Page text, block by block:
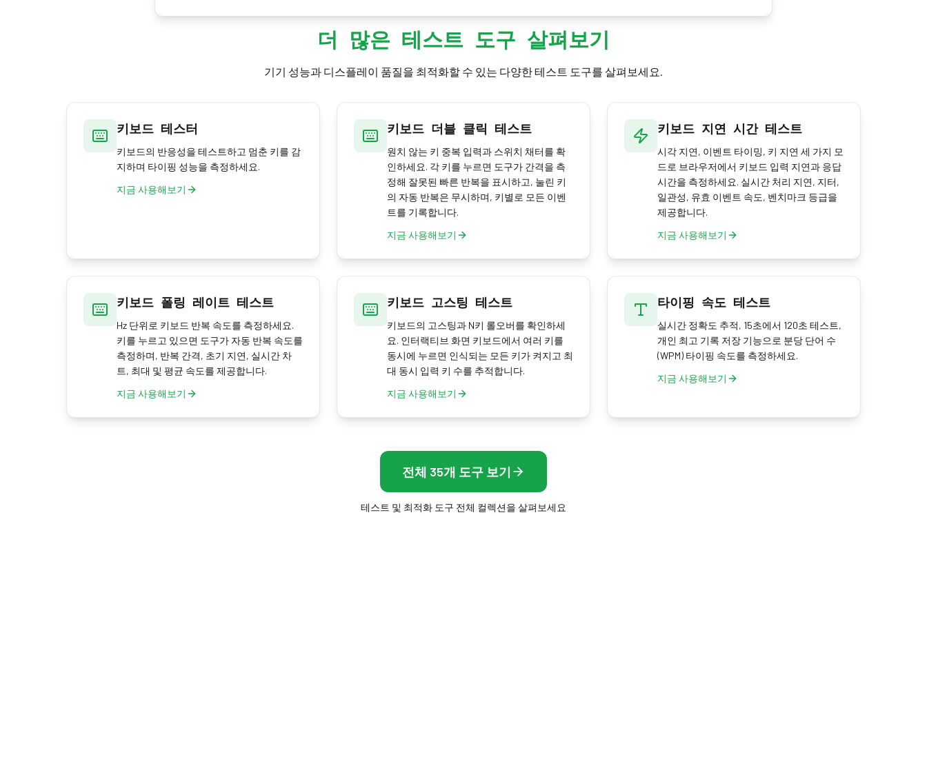
더 많은 테스트 도구 살펴보기
기기 성능과 디스플레이 품질을 최적화할 수 있는 다양한 테스트 도구를 살펴보세요.
키보드 테스터
키보드의 반응성을 테스트하고 멈춘 키를 감
지하며 타이핑 성능을 측정하세요.
지금 사용해보기
키보드 더블 클릭 테스트
원치 않는 키 중복 입력과 스위치 채터를 확
인하세요. 각 키를 누르면 도구가 간격을 측
정해 잘못된 빠른 반복을 표시하고, 눌린 키
의 자동 반복은 무시하며, 키별로 모든 이벤
트를 기록합니다.
지금 사용해보기
키보드 지연 시간 테스트
시각 지연, 이벤트 타이밍, 키 지연 세 가지 모
드로 브라우저에서 키보드 입력 지연과 응답
시간을 측정하세요. 실시간 처리 지연, 지터,
일관성, 유효 이벤트 속도, 벤치마크 등급을
제공합니다.
지금 사용해보기
키보드 폴링 레이트 테스트
Hz 단위로 키보드 반복 속도를 측정하세요.
키를 누르고 있으면 도구가 자동 반복 속도를
측정하며, 반복 간격, 초기 지연, 실시간 차
트, 최대 및 평균 속도를 제공합니다.
지금 사용해보기
키보드 고스팅 테스트
키보드의 고스팅과 N키 롤오버를 확인하세
요. 인터랙티브 화면 키보드에서 여러 키를
동시에 누르면 인식되는 모든 키가 켜지고 최
대 동시 입력 키 수를 추적합니다.
지금 사용해보기
타이핑 속도 테스트
실시간 정확도 추적, 15초에서 120초 테스트,
개인 최고 기록 저장 기능으로 분당 단어 수
(WPM) 타이핑 속도를 측정하세요.
지금 사용해보기
전체 35개 도구 보기
테스트 및 최적화 도구 전체 컬렉션을 살펴보세요